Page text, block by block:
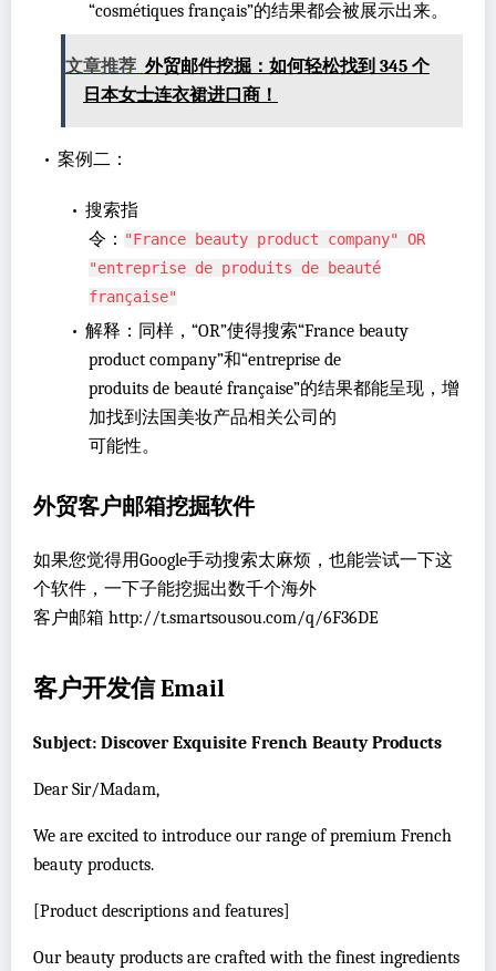
“cosmétiques français”的结果都会被展示出来。
文章推荐 外贸邮件挖掘：如何轻松找到 345 个
日本女士连衣裙进口商！
• 案例二：
• 搜索指
令： "France beauty product company" OR
"entreprise de produits de beauté
française"
• 解释：同样，“OR”使得搜索“France beauty
product company”和“entreprise de
produits de beauté française”的结果都能呈现，增
加找到法国美妆产品相关公司的
可能性。
外贸客户邮箱挖掘软件
如果您觉得用Google手动搜索太麻烦，也能尝试一下这
个软件，一下子能挖掘出数千个海外
客户邮箱 http://t.smartsousou.com/q/6F36DE
客户开发信 Email
Subject: Discover Exquisite French Beauty Products
Dear Sir/Madam,
We are excited to introduce our range of premium French
beauty products.
[Product descriptions and features]
Our beauty products are crafted with the finest ingredients